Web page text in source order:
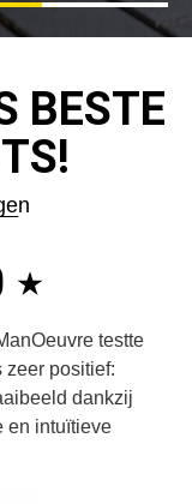
BESTE
testte
positief:
dankzij
en intuïtieve